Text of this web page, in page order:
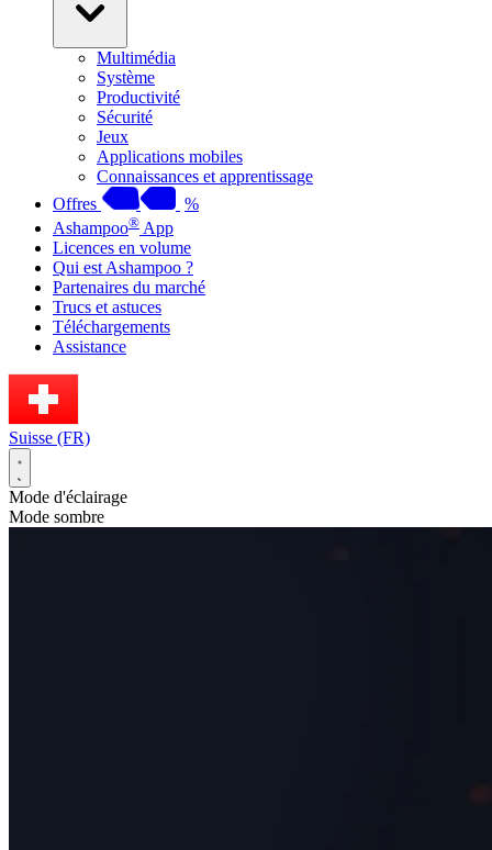
Multimédia
Système
Productivité
Sécurité
Jeux
Applications mobiles
Connaissances et apprentissage
Offres
%
Ashampoo® App
Licences en volume
Qui est Ashampoo ?
Partenaires du marché
Trucs et astuces
Téléchargements
Assistance
Suisse (FR)
Mode d'éclairage
Mode sombre